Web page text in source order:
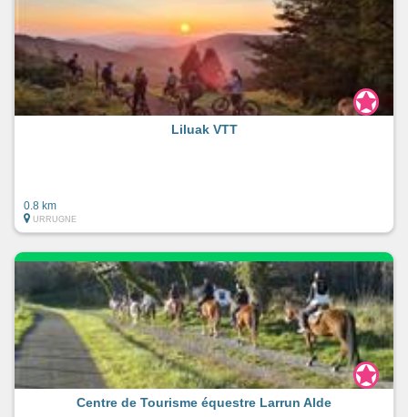
Liluak VTT
0.8 km
URRUGNE
Centre de Tourisme équestre Larrun Alde